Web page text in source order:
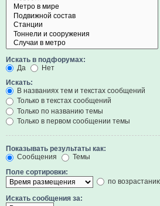
Искать в подфорумах:
Да
Нет
Искать:
В названиях тем и текстах сообщений
Только в текстах сообщений
Только по названию темы
Только в первом сообщении темы
Показывать результаты как:
Сообщения
Темы
Поле сортировки:
по
Искать сообщения за: